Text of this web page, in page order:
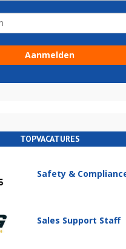
TOPVACATURES
Safety &
Sales Support Staff